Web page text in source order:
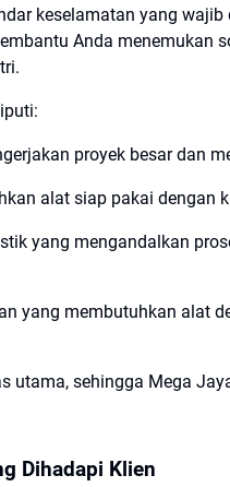
keselamatan yang
Anda menemukan
proyek besar dan
alat siap pakai dengan
yang mengandalkan
yang membutuhkan alat
utama, sehingga Mega
Dihadapi Klien